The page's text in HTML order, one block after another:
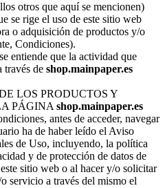
otros que aquí se mencionen)
se rige el uso de este sitio web
o adquisición de productos y/o
Condiciones).
entiende que la actividad que
través de shop.mainpaper.es
LOS PRODUCTOS Y
PÁGINA shop.mainpaper.es
antes de acceder, navegar
ha de haber leído el Aviso
de Uso, incluyendo, la política
y de protección de datos de
sitio web o al hacer y/o solicitar
servicio a través del mismo el